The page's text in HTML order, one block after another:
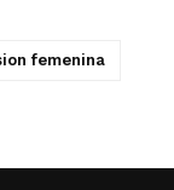
femenina